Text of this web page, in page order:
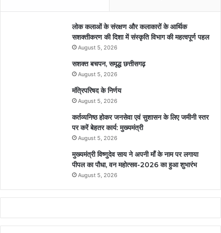
लोक कलाओं के संरक्षण और कलाकारों के आर्थिक
सशक्तीकरण की दिशा में संस्कृति विभाग की महत्वपूर्ण पहल
August 5, 2026
सशक्त बचपन, समृद्ध छत्तीसगढ़
August 5, 2026
मंत्रिपरिषद के निर्णय
August 5, 2026
कर्तव्यनिष्ठ होकर जनसेवा एवं सुशासन के लिए जमीनी स्तर
पर करें बेहतर कार्य: मुख्यमंत्री
August 5, 2026
मुख्यमंत्री विष्णुदेव साय ने अपनी माँ के नाम पर लगाया
पीपल का पौधा, वन महोत्सव-2026 का हुआ शुभारंभ
August 5, 2026